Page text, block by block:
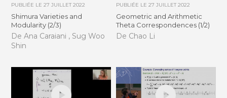
PUBLIÉE LE27 JUILLET 2022
Shimura Varieties and
Modularity (2/3)
De Ana Caraiani , Sug Woo
Shin
PUBLIÉE LE 27 JUILLET 2022
Geometric and Arithmetic
Theta Correspondences (1/2)
De Chao Li